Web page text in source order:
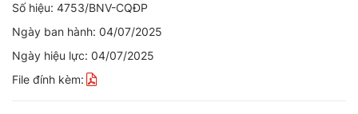
Số hiệu: 4753/BNV-CQĐP
Ngày ban hành: 04/07/2025
Ngày hiệu lực: 04/07/2025
File đính kèm: